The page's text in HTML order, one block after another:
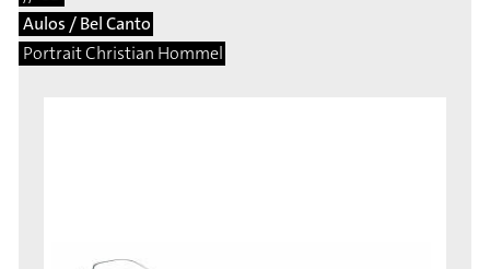
Aulos / Bel Canto
Portrait Christian Hommel